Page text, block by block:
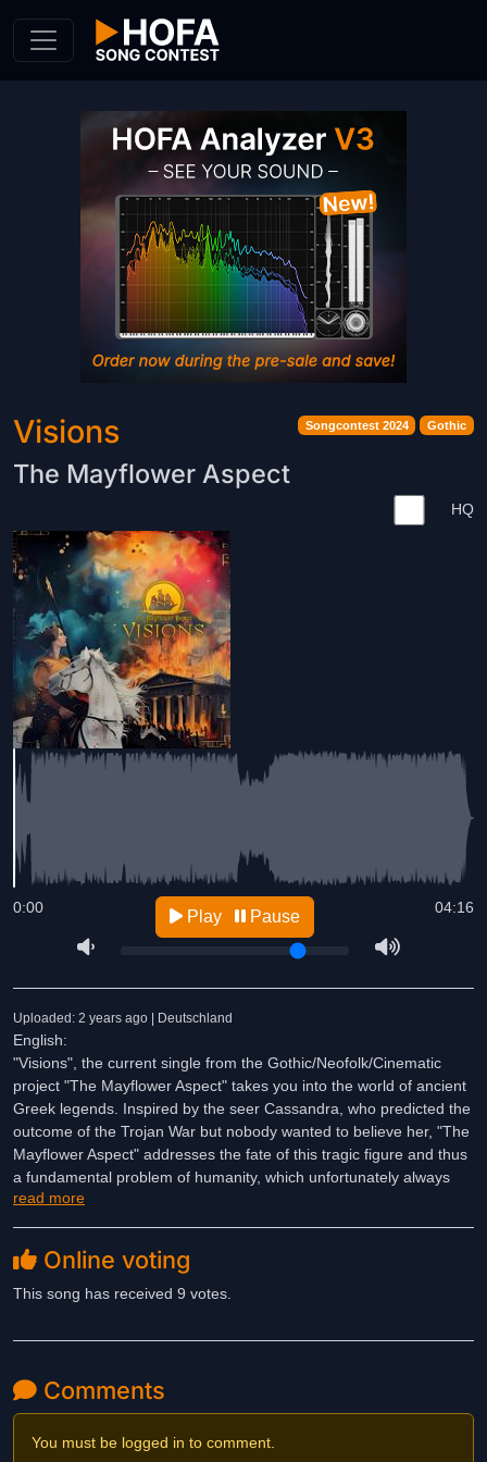
Songcontest 2024 Gothic
Visions
The Mayflower Aspect
HQ
04:16
0:00 Play Pause
Uploaded: 2 years ago | Deutschland
English:
"Visions", the current single from the Gothic/Neofolk/Cinematic
project "The Mayflower Aspect" takes you into the world of ancient
Greek legends. Inspired by the seer Cassandra, who predicted the
outcome of the Trojan War but nobody wanted to believe her, "The
Mayflower Aspect" addresses the fate of this tragic figure and thus
a fundamental problem of humanity, which unfortunately always
puts greed and arrogance before reason. At the same time,
and future. A hint? A prophecy? Musically, the trio's characteristic
sound is this time expanded by driving electric guitars, which give
the musical expression and message the necessary urgency.
German:
Projektes „The Mayflower Aspect“ entführt in die griechische
Sagenwelt der Antike. Angelehnt an die Seherin Kassandra, die
niemand glauben wollte, thematisieren „The Mayflower Aspect“
read more
Online voting
This song has received 9 votes.
Comments
You must be logged in to comment.